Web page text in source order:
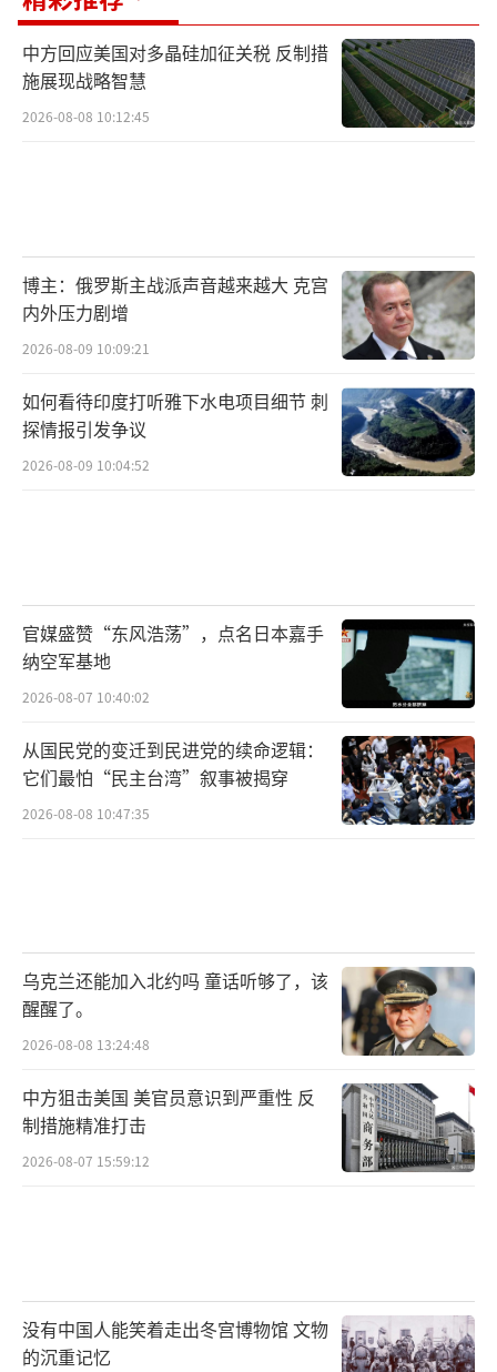
中方回应美国对多晶硅加征关税 反制措
施展现战略智慧
2026-08-08 10:12:45
博主：俄罗斯主战派声音越来越大 克宫
内外压力剧增
2026-08-09 10:09:21
如何看待印度打听雅下水电项目细节 刺
探情报引发争议
2026-08-09 10:04:52
官媒盛赞“东风浩荡”，点名日本嘉手
纳空军基地
2026-08-07 10:40:02
从国民党的变迁到民进党的续命逻辑：
它们最怕“民主台湾”叙事被揭穿
2026-08-08 10:47:35
乌克兰还能加入北约吗 童话听够了，该
醒醒了。
2026-08-08 13:24:48
中方狙击美国 美官员意识到严重性 反
制措施精准打击
2026-08-07 15:59:12
没有中国人能笑着走出冬宫博物馆 文物
的沉重记忆